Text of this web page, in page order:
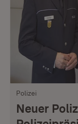
Polizei
Neuer